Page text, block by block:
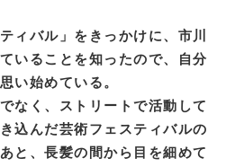
ィバル」をきっかけに、市川
いることを知ったので、自分
い始めている。
なく、ストリートで活動して
込んだ芸術フェスティバルの
と、長髪の間から目を細めて